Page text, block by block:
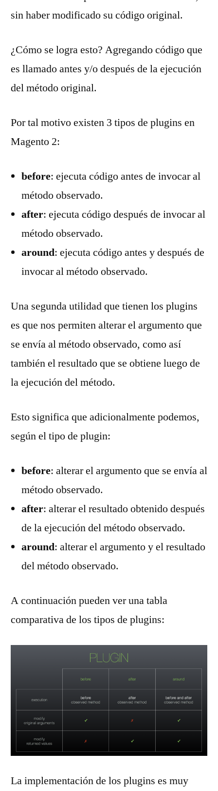
sin haber modificado su código original.
¿Cómo se logra esto? Agregando código que
es llamado antes y/o después de la ejecución
del método original.
Por tal motivo existen 3 tipos de plugins en
Magento 2:
before: ejecuta código antes de invocar al
método observado.
after: ejecuta código después de invocar al
método observado.
around: ejecuta código antes y después de
invocar al método observado.
Una segunda utilidad que tienen los plugins
es que nos permiten alterar el argumento que
se envía al método observado, como así
también el resultado que se obtiene luego de
la ejecución del método.
Esto significa que adicionalmente podemos,
según el tipo de plugin:
before: alterar el argumento que se envía al
método observado.
after: alterar el resultado obtenido después
de la ejecución del método observado.
around: alterar el argumento y el resultado
del método observado.
A continuación pueden ver una tabla
comparativa de los tipos de plugins:
La implementación de los plugins es muy